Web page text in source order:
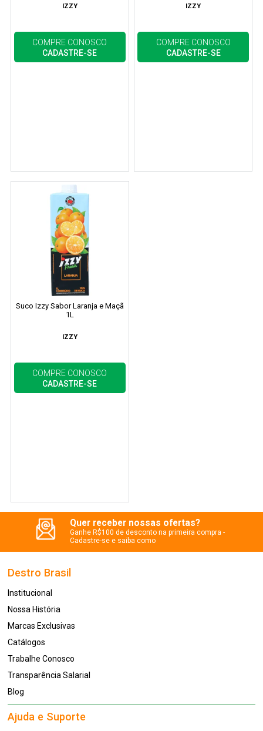
IZZY
COMPRE CONOSCO
CADASTRE-SE
IZZY
COMPRE CONOSCO
CADASTRE-SE
Suco Izzy Sabor Laranja e Maçã
1L
IZZY
COMPRE CONOSCO
CADASTRE-SE
Quer receber nossas ofertas?
Ganhe R$100 de desconto na primeira compra -
Cadastre-se e saiba como
Destro Brasil
Institucional
Nossa História
Marcas Exclusivas
Catálogos
Trabalhe Conosco
Transparência Salarial
Blog
Ajuda e Suporte